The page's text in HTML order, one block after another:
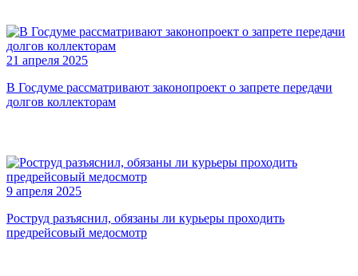
21 апреля 2025
В Госдуме рассматривают законопроект о запрете передачи
долгов коллекторам
9 апреля 2025
Роструд разъяснил, обязаны ли курьеры проходить
предрейсовый медосмотр